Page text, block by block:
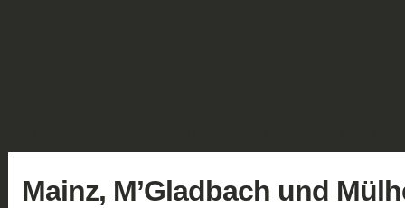
Mainz, M’Gladbach und